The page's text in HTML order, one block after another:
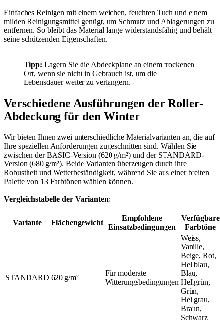
Einfaches Reinigen mit einem weichen, feuchten Tuch und einem
milden Reinigungsmittel genügt, um Schmutz und Ablagerungen zu
entfernen. So bleibt das Material lange widerstandsfähig und behält
seine schützenden Eigenschaften.
Tipp: Lagern Sie die Abdeckplane an einem trockenen
Ort, wenn sie nicht in Gebrauch ist, um die
Lebensdauer weiter zu verlängern.
Verschiedene Ausführungen der Roller-
Abdeckung für den Winter
Wir bieten Ihnen zwei unterschiedliche Materialvarianten an, die auf
Ihre speziellen Anforderungen zugeschnitten sind. Wählen Sie
zwischen der BASIC-Version (620 g/m²) und der STANDARD-
Version (680 g/m²). Beide Varianten überzeugen durch ihre
Robustheit und Wetterbeständigkeit, während Sie aus einer breiten
Palette von 13 Farbtönen wählen können.
Vergleichstabelle der Varianten:
Variante Flächengewicht
Empfohlene
Einsatzbedingungen
Verfügbare
Farbtöne
STANDARD 620 g/m²
Für moderate
Witterungsbedingungen
Weiss,
Vanille,
Beige, Rot,
Hellblau,
Blau,
Hellgrün,
Grün,
Hellgrau,
Braun,
Schwarz